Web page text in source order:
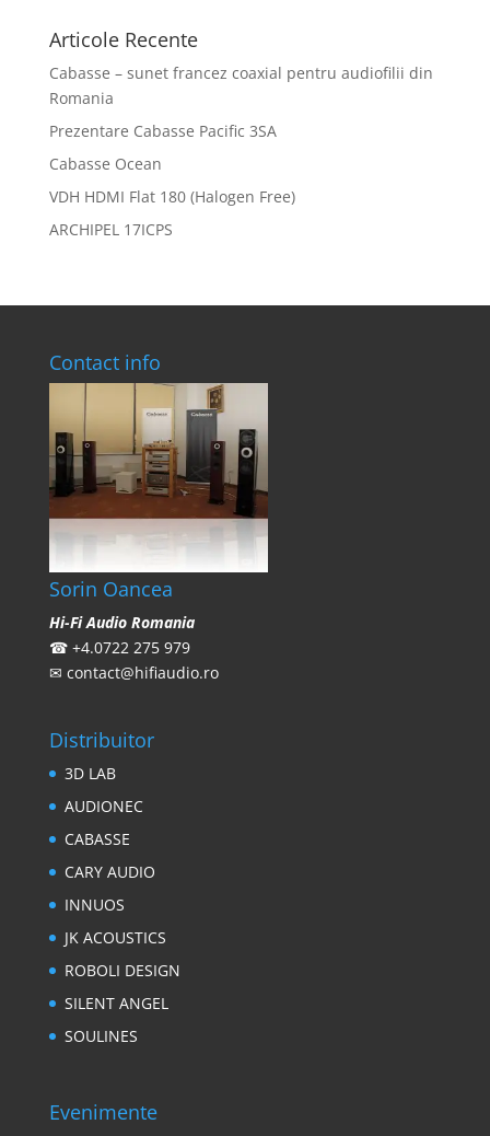
Articole Recente
Cabasse – sunet francez coaxial pentru audiofilii din
Romania
Prezentare Cabasse Pacific 3SA
Cabasse Ocean
VDH HDMI Flat 180 (Halogen Free)
ARCHIPEL 17ICPS
Contact info
Sorin Oancea
Hi-Fi Audio Romania
☎ +4.0722 275 979
✉ contact@hifiaudio.ro
Distribuitor
3D LAB
AUDIONEC
CABASSE
CARY AUDIO
INNUOS
JK ACOUSTICS
ROBOLI DESIGN
SILENT ANGEL
SOULINES
Evenimente